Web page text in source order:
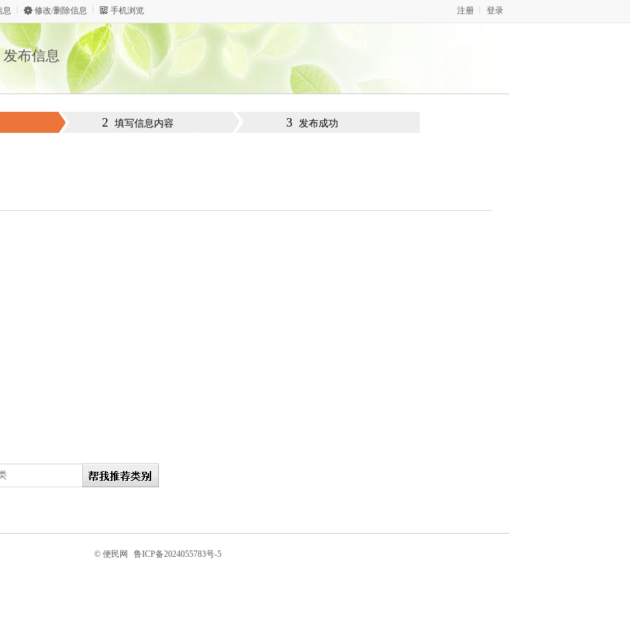
息 修改/删除信息 手机浏览 登录
注册
发布信息
2 填写信息内容 3 发布成功
© 便民网 鲁ICP备2024055783号-5